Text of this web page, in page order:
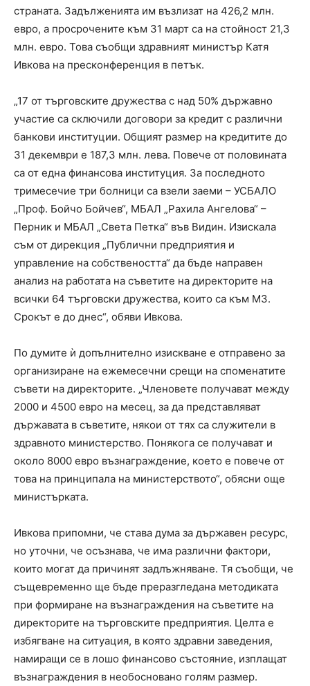
страната. Задълженията им възлизат на 426,2 млн.
евро, а просрочените към 31 март са на стойност 21,3
млн. евро. Това съобщи здравният министър Катя
Ивкова на пресконференция в петък.
„17 от търговските дружества с над 50% държавно
участие са сключили договори за кредит с различни
банкови институции. Общият размер на кредитите до
31 декември е 187,3 млн. лева. Повече от половината
са от една финансова институция. За последното
тримесечие три болници са взели заеми – УСБАЛО
„Проф. Бойчо Бойчев“, МБАЛ „Рахила Ангелова“ –
Перник и МБАЛ „Света Петка“ във Видин. Изискала
съм от дирекция „Публични предприятия и
управление на собствеността“ да бъде направен
анализ на работата на съветите на директорите на
всички 64 търговски дружества, които са към МЗ.
Срокът е до днес“, обяви Ивкова.
По думите ѝ допълнително изискване е отправено за
организиране на ежемесечни срещи на споменатите
съвети на директорите. „Членовете получават между
2000 и 4500 евро на месец, за да представляват
държавата в съветите, някои от тях са служители в
здравното министерство. Понякога се получават и
около 8000 евро възнаграждение, което е повече от
това на принципала на министерството“, обясни още
министърката.
Ивкова припомни, че става дума за държавен ресурс,
но уточни, че осъзнава, че има различни фактори,
които могат да причинят задлъжняване. Тя съобщи, че
същевременно ще бъде преразгледана методиката
при формиране на възнаграждения на съветите на
директорите на търговските предприятия. Целта е
избягване на ситуация, в която здравни заведения,
намиращи се в лошо финансово състояние, изплащат
възнаграждения в необосновано голям размер.